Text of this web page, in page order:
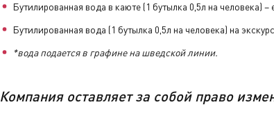
Бутилированная вода в каюте (1 бутылка 0,5л на человека)
Бутилированная вода (1 бутылка 0,5л на человека) на
*вода подается в графине на шведской линии.
Компания оставляет за собойправо